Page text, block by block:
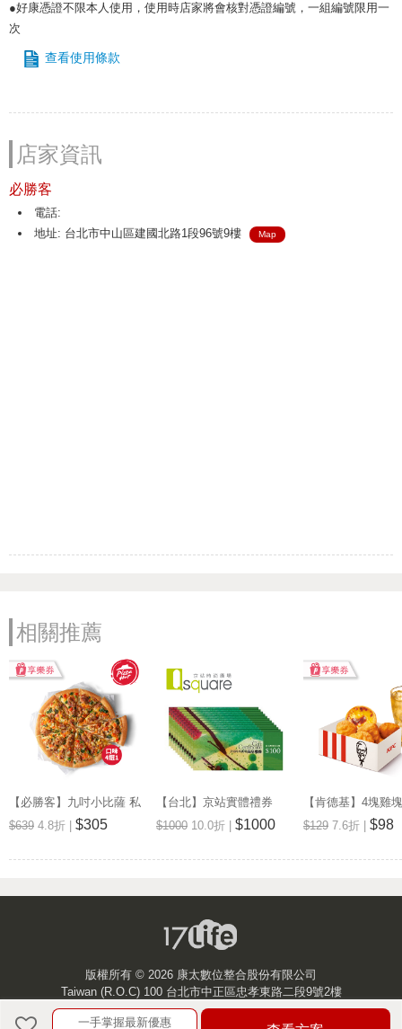
●好康憑證不限本人使用，使用時店家將會核對憑證編號，一組編號限用一
次
查看使用條款
店家資訊
必勝客
電話:
地址: 台北市中山區建國北路1段96號9樓
Map
相關推薦
【必勝客】九吋小比薩 私
廚系列(口味4選1) 享樂券
$639 4.8折 | $305
【台北】京站實體禮券
1,000元
$1000 10.0折 | $1000
【肯德基】4塊雞
餐 享樂券
$129 7.6折 | $98
一手掌握最新優惠
版權所有 © 2026 康太數位整合股份有限公司
Taiwan (R.O.C) 100 台北市中正區忠孝東路二段9號2樓